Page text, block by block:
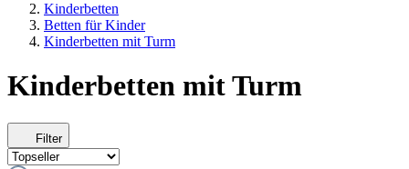
Kinderbetten
Betten für Kinder
Kinderbetten mit Turm
Kinderbetten mit Turm
Filter